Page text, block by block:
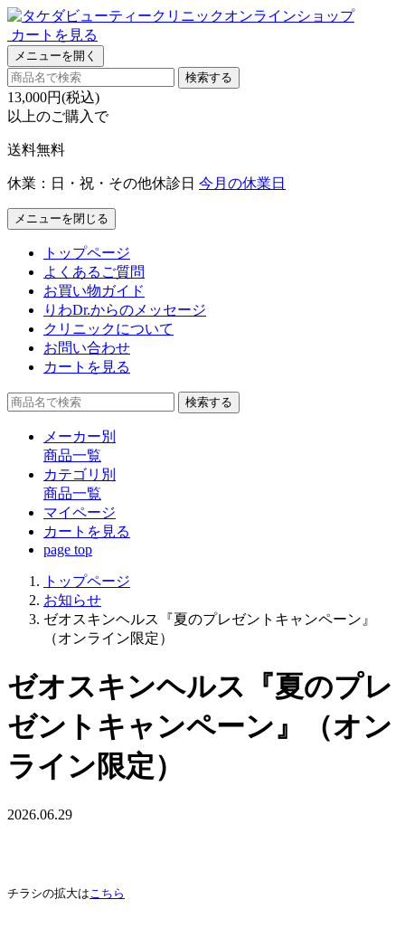
カートを見る
メニューを開く
検索する
13,000円(税込)
以上のご購入で
送料無料
休業：日・祝・その他休診日 今月の休業日
メニューを閉じる
トップページ
よくあるご質問
お買い物ガイド
りわDr.からのメッセージ
クリニックについて
お問い合わせ
カートを見る
検索する
メーカー別
商品一覧
カテゴリ別
商品一覧
マイページ
カート を見る
page top
トップページ
お知らせ
ゼオスキンヘルス『夏のプレゼントキャンペーン』
（オンライン限定）
ゼオスキンヘルス『夏のプレ
ゼントキャンペーン』（オン
ライン限定）
2026.06.29
チラシの拡大は こちら